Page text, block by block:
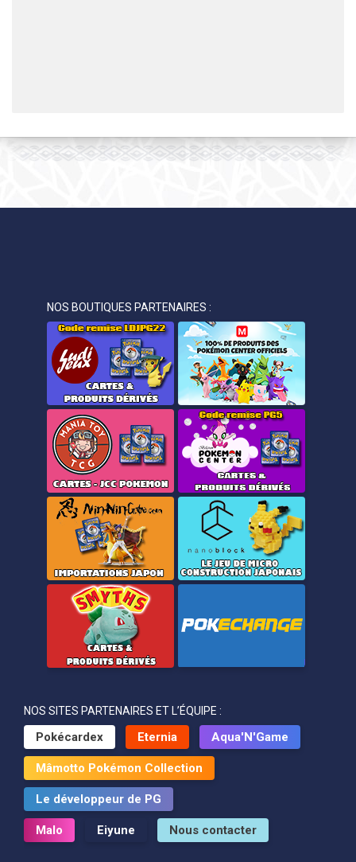
NOS BOUTIQUES PARTENAIRES :
NOS SITES PARTENAIRES ET L’ÉQUIPE :
Pokécardex Eternia Aqua'N'Game
Mâmotto Pokémon Collection
Le développeur de PG
Malo Eiyune Nous contacter